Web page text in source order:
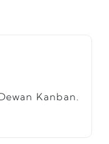
Kanban.